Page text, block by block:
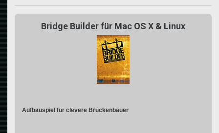
Bridge Builder für Mac OS X & Linux
Aufbauspiel für clevere Brückenbauer